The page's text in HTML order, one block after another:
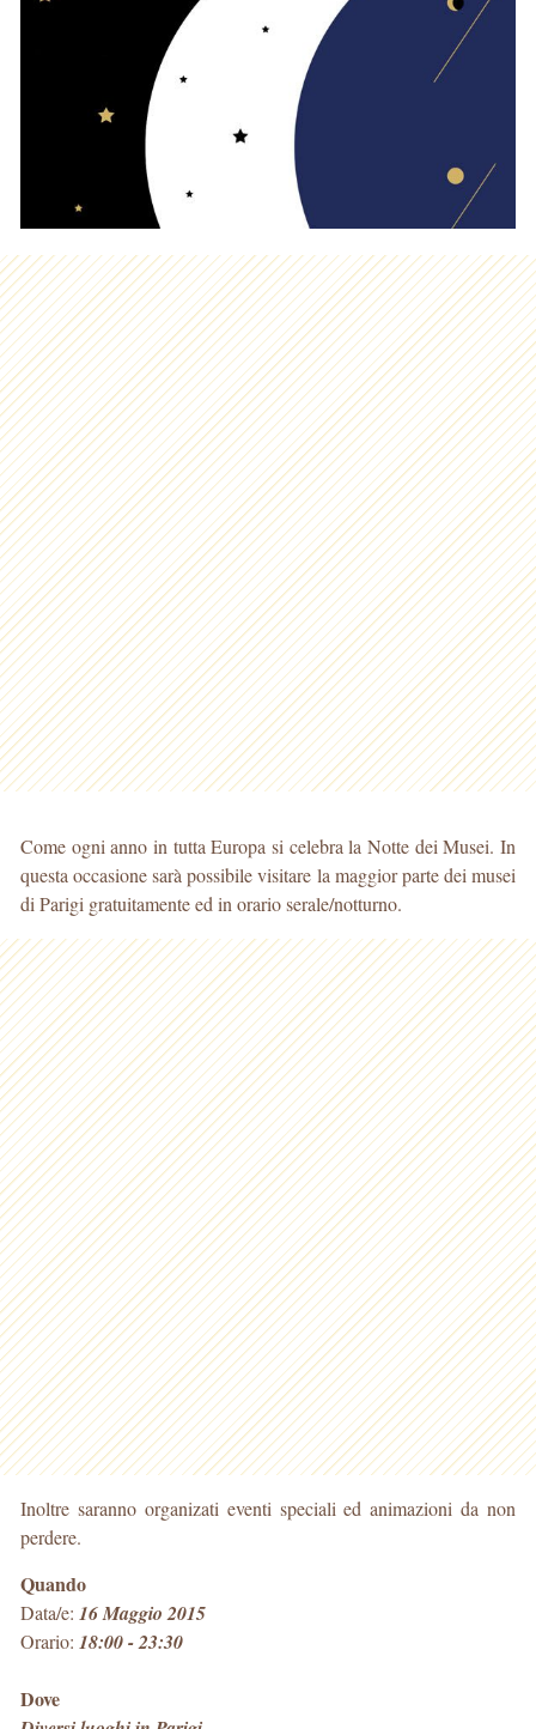
Come ogni anno in tutta Europa si celebra la Notte dei Musei. In
questa occasione sarà possibile visitare la maggior parte dei musei
di Parigi gratuitamente ed in orario serale/notturno.
Inoltre saranno organizati eventi speciali ed animazioni da non
perdere.
Quando
Data/e: 16 Maggio 2015
Orario: 18:00 - 23:30
Dove